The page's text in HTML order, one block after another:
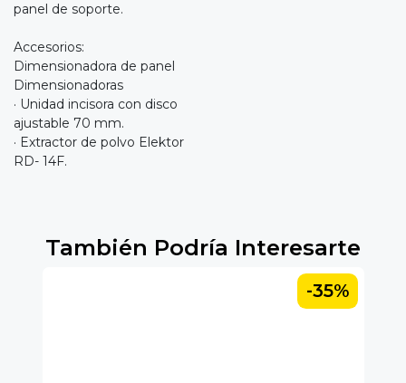
panel de soporte.
Accesorios:
Dimensionadora de panel
Dimensionadoras
· Unidad incisora con disco
ajustable 70 mm.
· Extractor de polvo Elektor
RD- 14F.
También Podría Interesarte
-35%